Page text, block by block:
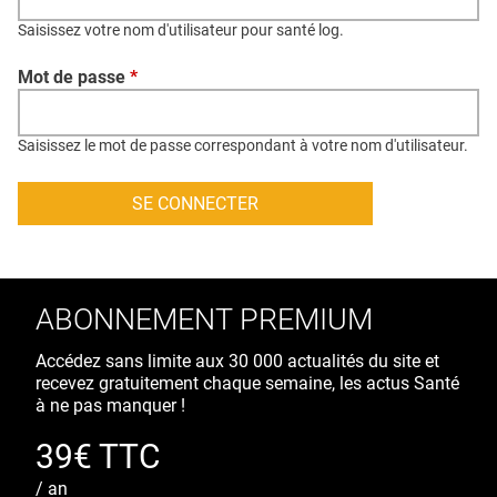
CONTACT
CRÉDITS
Saisissez votre nom d'utilisateur pour santé log.
Mot de passe *
Saisissez le mot de passe correspondant à votre nom d'utilisateur.
ABONNEMENT PREMIUM
Accédez sans limite aux 30 000 actualités du site et
recevez gratuitement chaque semaine, les actus Santé
à ne pas manquer !
39€ TTC
/ an